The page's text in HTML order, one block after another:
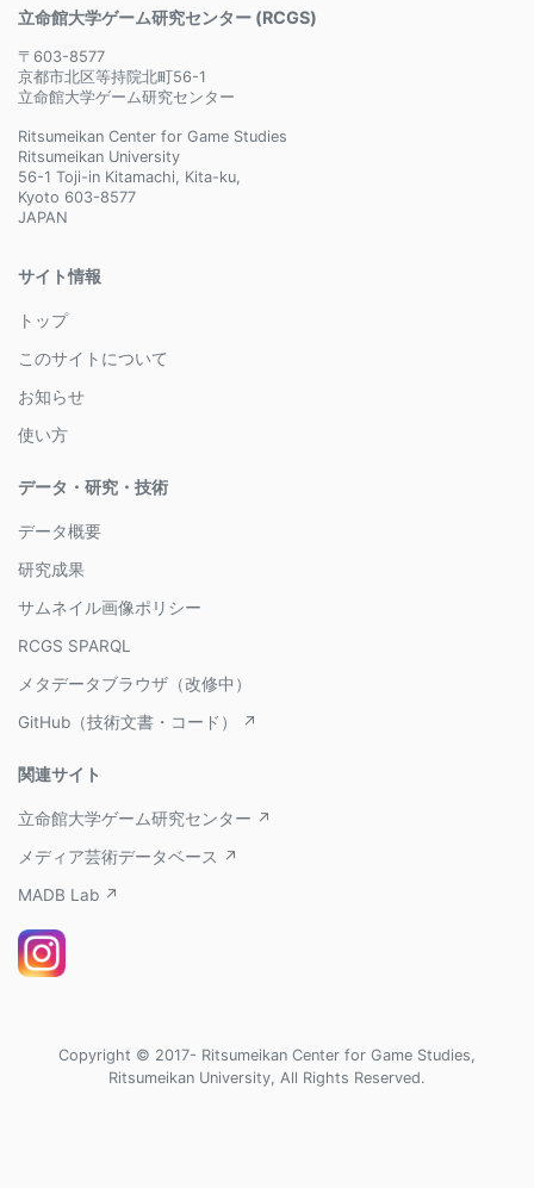
立命館大学ゲーム研究センター (RCGS)
〒603-8577
京都市北区等持院北町56-1
立命館大学ゲーム研究センター
Ritsumeikan Center for Game Studies
Ritsumeikan University
56-1 Toji-in Kitamachi, Kita-ku,
Kyoto 603-8577
JAPAN
サイト情報
トップ
このサイトについて
お知らせ
使い方
データ・研究・技術
データ概要
研究成果
サムネイル画像ポリシー
RCGS SPARQL
メタデータブラウザ（改修中）
GitHub（技術文書・コード） ↗
関連サイト
立命館大学ゲーム研究センター ↗
メディア芸術データベース ↗
MADB Lab ↗
Copyright © 2017- Ritsumeikan Center for Game Studies,
Ritsumeikan University, All Rights Reserved.